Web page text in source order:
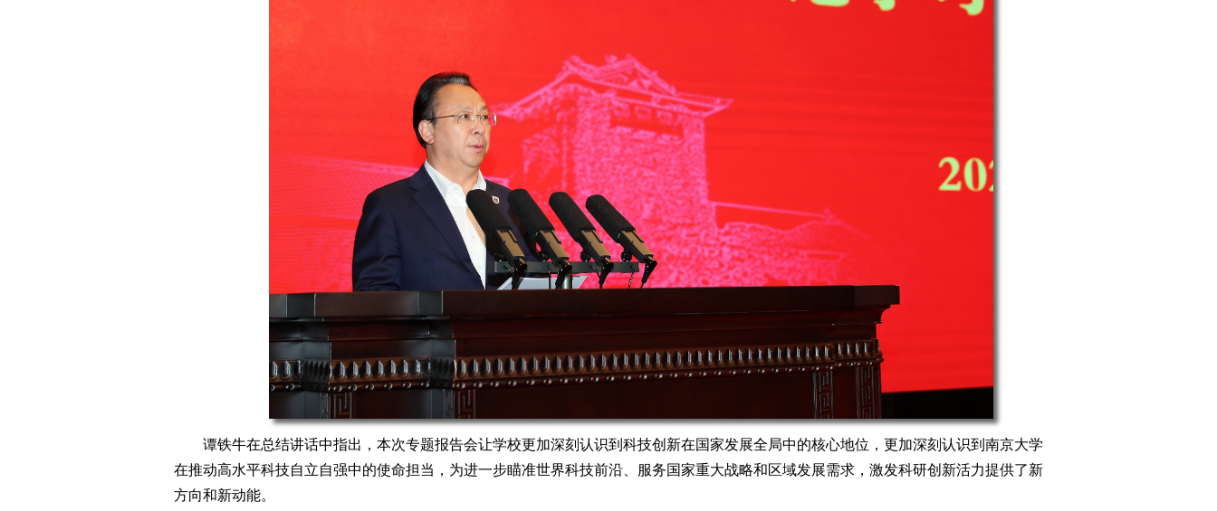
谭铁牛在总结讲话中指出，本次专题报告会让学校更加深刻认识到科技创新在国家发展全局中的核心地位，更加深刻认识到南京大学
在推动高水平科技自立自强中的使命担当，为进一步瞄准世界科技前沿、服务国家重大战略和区域发展需求，激发科研创新活力提供了新
方向和新动能。